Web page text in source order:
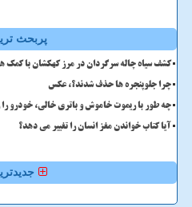
پربحث
کشف سیاه چاله سرگردان در مرز کهکشان با
چرا جلوپنجره ها حذف شدند؟، عکس
چه طور با ریموت خاموش و باتری خالی، خودرو را
آیا کتاب خواندن مغز انسان را تغییر می دهد؟